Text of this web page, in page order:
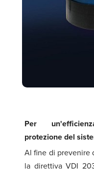
Per
protezione del
Al fine di prevenire
la direttiva VDI